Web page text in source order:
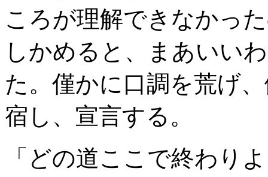
ころが理解できなかっ
しかめると、まあいい
た。僅かに口調を荒げ
宿し、宣言する。
「どの道ここで終わり